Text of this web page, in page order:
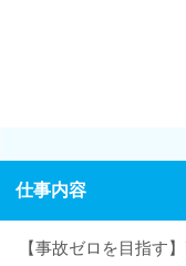
仕事内容
【事故ゼロを目指す